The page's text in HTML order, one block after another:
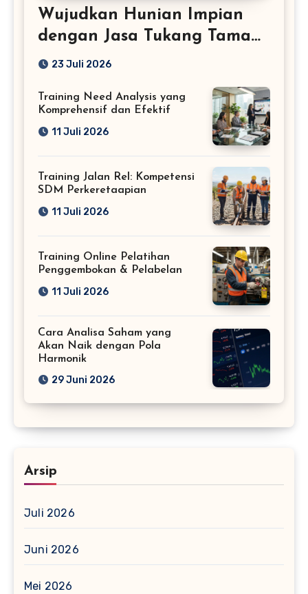
Wujudkan Hunian Impian
dengan Jasa Tukang Taman
Profesional
23 Juli 2026
Training Need Analysis yang
Komprehensif dan Efektif
11 Juli 2026
Training Jalan Rel: Kompetensi
SDM Perkeretaapian
11 Juli 2026
Training Online Pelatihan
Penggembokan & Pelabelan
11 Juli 2026
Cara Analisa Saham yang
Akan Naik dengan Pola
Harmonik
29 Juni 2026
Arsip
Juli 2026
Juni 2026
Mei 2026